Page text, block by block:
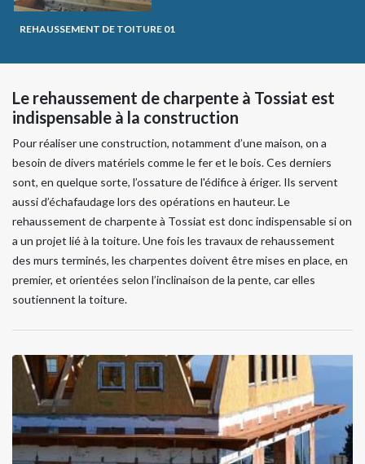
REHAUSSEMENT DE TOITURE 01
Le rehaussement de charpente à Tossiat est
indispensable à la construction
Pour réaliser une construction, notamment d’une maison, on a
besoin de divers matériels comme le fer et le bois. Ces derniers
sont, en quelque sorte, l’ossature de l'édifice à ériger. Ils servent
aussi d’échafaudage lors des opérations en hauteur. Le
rehaussement de charpente à Tossiat est donc indispensable si on
a un projet lié à la toiture. Une fois les travaux de rehaussement
des murs terminés, les charpentes doivent être mises en place, en
premier, et orientées selon l’inclinaison de la pente, car elles
soutiennent la toiture.